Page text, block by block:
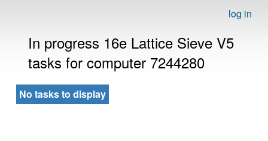
log in
In progress 16e Lattice Sieve V5
tasks for computer 7244280
No tasks to display